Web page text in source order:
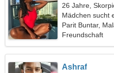
26 Jahre,
Mädchen sucht
Parit Buntar,
Freundschaft
Ashraf